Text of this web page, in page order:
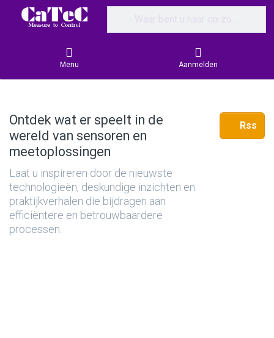
Menu Aanmelden
Ontdek wat er speelt in de
wereld van sensoren en
meetoplossingen
Laat u inspireren door de nieuwste
technologieën, deskundige inzichten en
praktijkverhalen die bijdragen aan
efficiëntere en betrouwbaardere
processen.
Rss